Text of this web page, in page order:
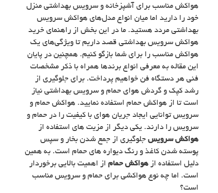
هواکش مناسب برای آشپزخانه و سرویس بهداشتی منزل
خود را دارید اما میان انواع مدل‌های هواکش سرویس
بهداشتی مردد هستید. ما در این بخش از راهنمای خرید
هواکش سرویس بهداشتی قصد داریم تا ویژگی‌های یک
هواکش مناسب را برای شما بازگو کنیم. همچنین در پایان
این مقاله به معرفی انواع برندها همراه با ذکر مشخصات
فنی هر دستگاه فن خواهیم پرداخت. برای جلوگیری از
رشد کپک و گردش هوای حمام و سرویس بهداشتی نیاز
است تا از هواکش حمام استفاده نمایید. هواکش حمام و
سرویس توانایی ایجاد جریان هوای با کیفیت را در حمام و
سرویس را دارند. یکی دیگر از مزیت های استفاده از
هواکش سرویس جلوگیری از جمع شدن بخار و سپس
پوسته شدن کاغذ و رنگ دیواره های حمام است. به همین
دلیل استفاده از هواکش حمام از اهمیت بالایی برخوردار
است. اما چه نوع هواکشی برای حمام و سرویس مناسب
است؟